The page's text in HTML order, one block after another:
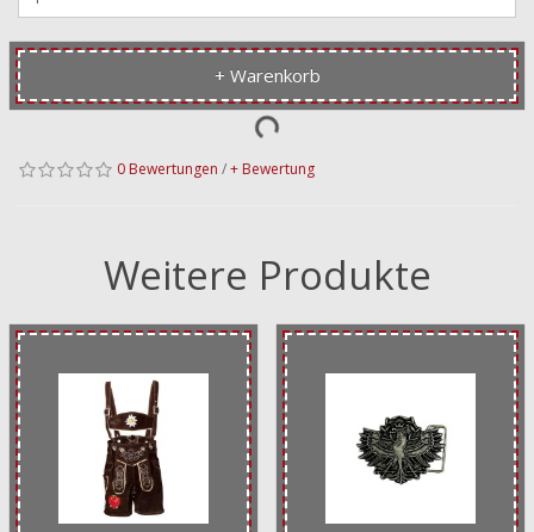
+ Warenkorb
0 Bewertungen /+ Bewertung
Weitere Produkte